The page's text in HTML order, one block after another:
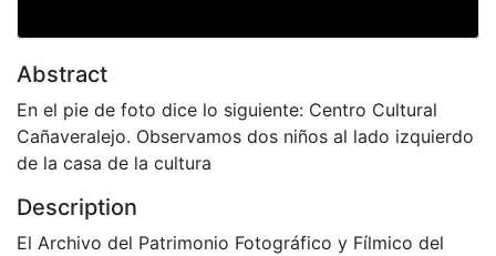
Abstract
En el pie de foto dice lo siguiente: Centro Cultural
Cañaveralejo. Observamos dos niños al lado izquierdo
de la casa de la cultura
Description
El Archivo del Patrimonio Fotográfico y Fílmico del